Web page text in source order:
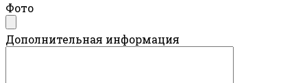
Фото
Дополнительная информация